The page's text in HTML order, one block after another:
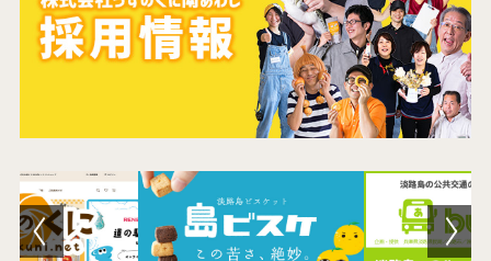
コンテンツ
アクセス
館内のご案内